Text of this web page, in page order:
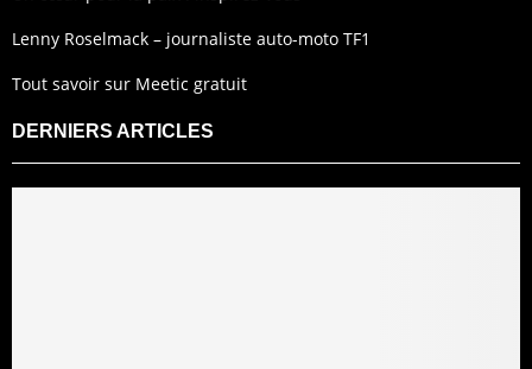
Lenny Roselmack – journaliste auto-moto TF1
Tout savoir sur Meetic gratuit
DERNIERS ARTICLES